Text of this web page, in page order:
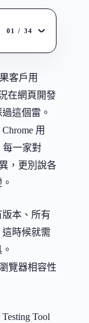
01 / 34
客戶用
在網頁開發
這個雷。
用
每一家對
，更別說各
本、所有
時候就需
覽器相容性
Tool